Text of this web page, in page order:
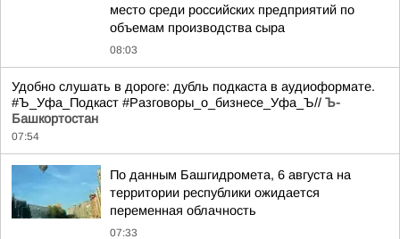
место среди российских предприятий по
объемам производства сыра
08:03
Удобно слушать в дороге: дубль подкаста в аудиоформате.
#Ъ_Уфа_Подкаст #Разговоры_о_бизнесе_Уфа_Ъ// Ъ-
Башкортостан
07:54
По данным Башгидромета, 6 августа на
территории республики ожидается
переменная облачность
07:33